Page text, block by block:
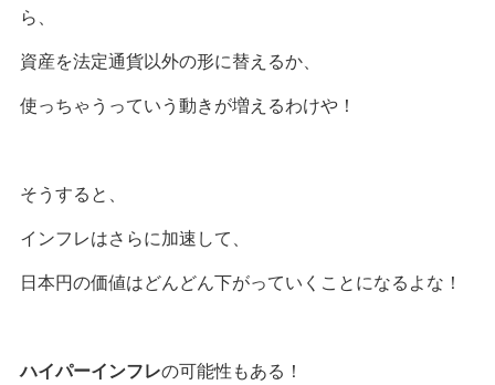
ら、
資産を法定通貨以外の形に替えるか、
使っちゃうっていう動きが増えるわけや！
そうすると、
インフレはさらに加速して、
日本円の価値はどんどん下がっていくことになるよな！
ハイパーインフレの可能性もある！